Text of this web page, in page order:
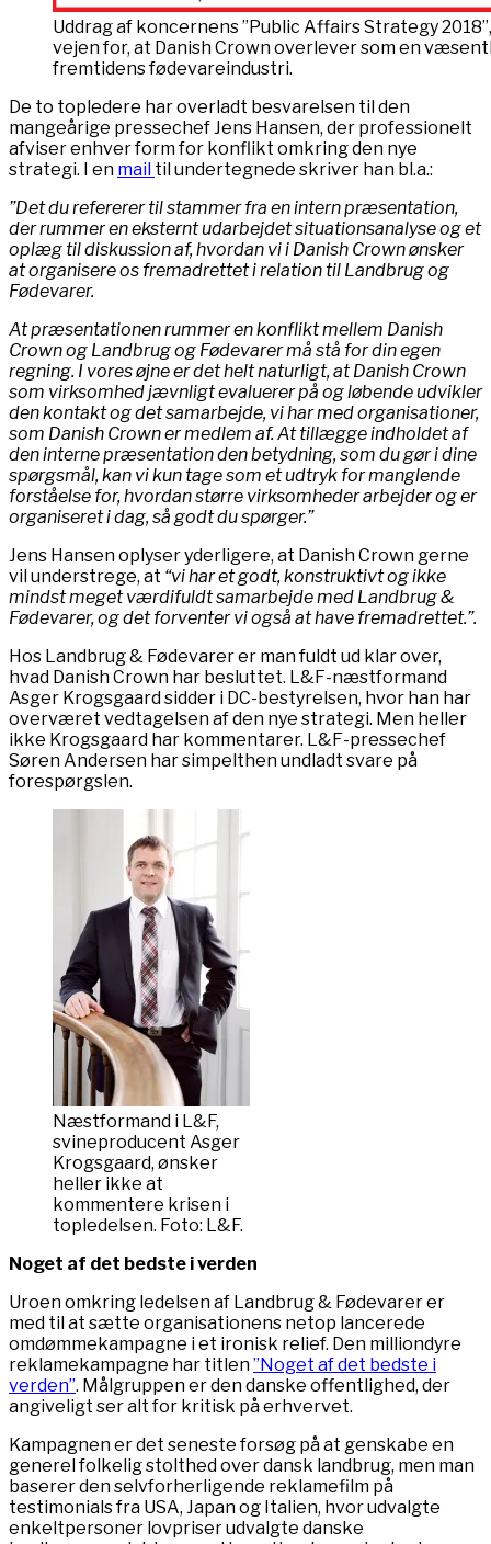
Uddrag af koncernens ”Public Affairs Strategy
vejen for, at Danish Crown overlever som en
fremtidens fødevareindustri.
De to topledere har overladt besvarelsen til den
mangeårige pressechef Jens Hansen, der professionelt
afviser enhver form for konflikt omkring den nye
strategi. I en mail til undertegnede skriver han bl.a.:
”Det du refererer til stammer fra en intern præsentation,
der rummer en eksternt udarbejdet situationsanalyse og et
oplæg til diskussion af, hvordan vi i Danish Crown ønsker
at organisere os fremadrettet i relation til Landbrug og
Fødevarer.
At præsentationen rummer en konflikt mellem Danish
Crown og Landbrug og Fødevarer må stå for din egen
regning. I vores øjne er det helt naturligt, at Danish Crown
som virksomhed jævnligt evaluerer på og løbende udvikler
den kontakt og det samarbejde, vi har med organisationer,
som Danish Crown er medlem af. At tillægge indholdet af
den interne præsentation den betydning, som du gør i dine
spørgsmål, kan vi kun tage som et udtryk for manglende
forståelse for, hvordan større virksomheder arbejder og er
organiseret i dag, så godt du spørger.”
Jens Hansen oplyser yderligere, at Danish Crown gerne
vil understrege, at “vi har et godt, konstruktivt og ikke
mindst meget værdifuldt samarbejde med Landbrug &
Fødevarer, og det forventer vi også at have fremadrettet.”.
Hos Landbrug & Fødevarer er man fuldt ud klar over,
hvad Danish Crown har besluttet. L&F-næstformand
Asger Krogsgaard sidder i DC-bestyrelsen, hvor han har
overværet vedtagelsen af den nye strategi. Men heller
ikke Krogsgaard har kommentarer. L&F-pressechef
Søren Andersen har simpelthen undladt svare på
forespørgslen.
Næstformand i L&F,
svineproducent Asger
Krogsgaard, ønsker
heller ikke at
kommentere krisen i
topledelsen. Foto: L&F.
Noget af det bedste i verden
Uroen omkring ledelsen af Landbrug & Fødevarer er
med til at sætte organisationens netop lancerede
omdømmekampagne i et ironisk relief. Den milliondyre
reklamekampagne har titlen”Noget af det bedste i
verden”. Målgruppen er den danske offentlighed, der
angiveligt ser alt for kritisk på erhvervet.
Kampagnen er det seneste forsøg på at genskabe en
generel folkelig stolthed over dansk landbrug, men man
baserer den selvforherligende reklamefilm på
testimonials fra USA, Japan og Italien, hvor udvalgte
enkeltpersoner lovpriser udvalgte danske